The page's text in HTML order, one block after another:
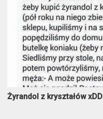
Żyrandol z kryształów xDD